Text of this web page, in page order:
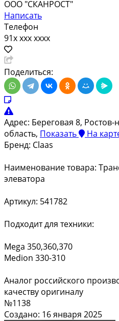
ООО "СКАНРОСТ"
Написать
Телефон
91x xxx xxxx
Поделиться:
Адрес: Береговая 8, Ростов-
область, Показать На
Бренд: Claas
Наименование товара:
элеватора
Артикул: 541782
Подходит для техники:
Mega 350,360,370
Medion 330-310
Аналог российского
качеству оригиналу
№1138
Создано: 16 января 2025